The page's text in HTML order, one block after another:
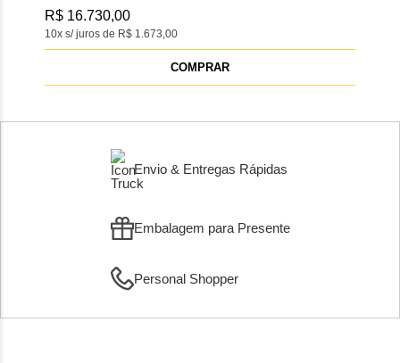
10x s/ juros de R$ 1.673,00
R$ 16.730,00
COMPRAR
Envio & Entregas Rápidas
Embalagem para Presente
Personal Shopper